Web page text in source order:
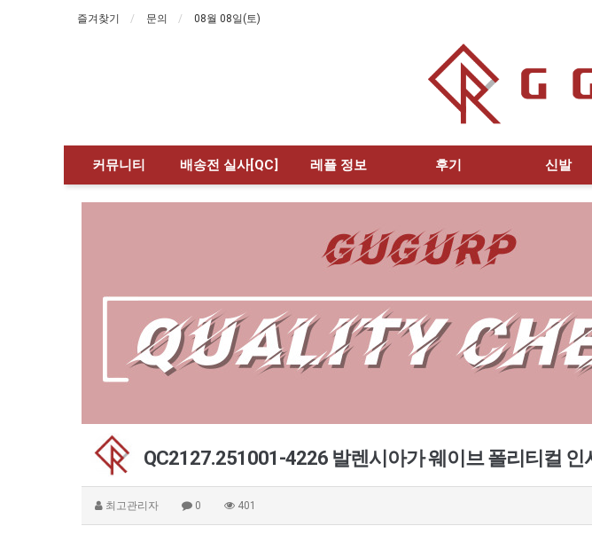
즐겨찾기 문의 08월 08일(토)
커뮤니티 배송전 실사[QC] 레플 정보 후기 신발
QC2127.251001-4226 발렌시아가 웨이브 폴리티컬
최고관리자 0 401